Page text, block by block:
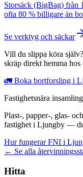
Storsäck (BigBag) från
ofta 80 % billigare än
Se verktyg och säckar
Vill du slippa köra
skräp direkt hemma hos
🚛 Boka bortforsling i
Fastighetsnära
Plast-, papper-, glas-
fastighet i Ljungby —
Hur fungerar FNI i
← Se alla
Hitta